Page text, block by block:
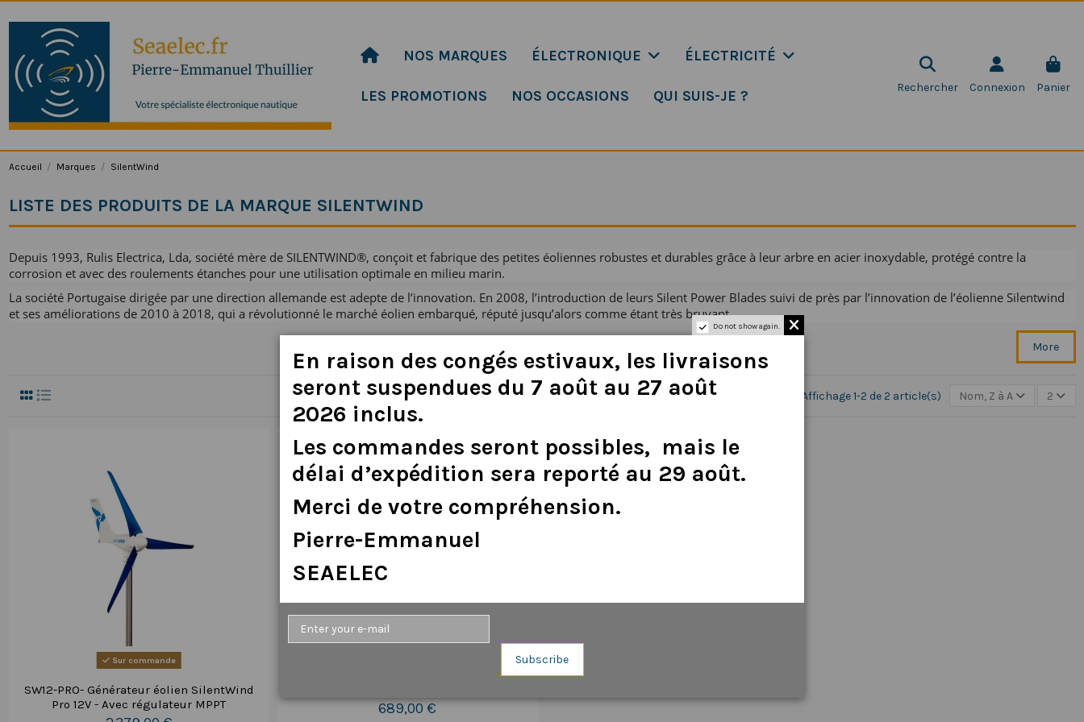
NOS MARQUES ÉLECTRONIQUE ÉLECTRICITÉ
LES PROMOTIONS NOS OCCASIONS QUI SUIS-JE ? Rechercher Connexion Panier
Accueil Marques SilentWind
LISTE DES PRODUITS DE LA MARQUE SILENTWIND
Depuis 1993, Rulis Electrica, Lda, société mère de SILENTWIND®, conçoit et fabrique des petites éoliennes robustes et durables grâce à leur arbre en acier inoxydable, protégé contre la
corrosion et avec des roulements étanches pour une utilisation optimale en milieu marin.
La société Portugaise dirigée par une direction allemande est adepte de l’innovation. En 2008, l’introduction de leurs Silent Power Blades suivi de près par l’innovation de l’éolienne Silentwind
et ses améliorations de 2010 à 2018, qui a révolutionné le marché éolien embarqué, réputé jusqu’alors comme étant très bruyant.
More
Affichage 1-2 de 2 article(s) Nom, Z à A 2
Sur commande
SW12-PRO- Générateur éolien SilentWind
Pro 12V - Avec régulateur MPPT
689,00 €
Do not show again.
En raison des congés estivaux, les livraisons
seront suspendues du 7 août au 27 août
2026 inclus.
Les commandes seront possibles, mais le
délai d’expédition sera reporté au 29 août.
Merci de votre compréhension.
Pierre-Emmanuel
SEAELEC
Subscribe